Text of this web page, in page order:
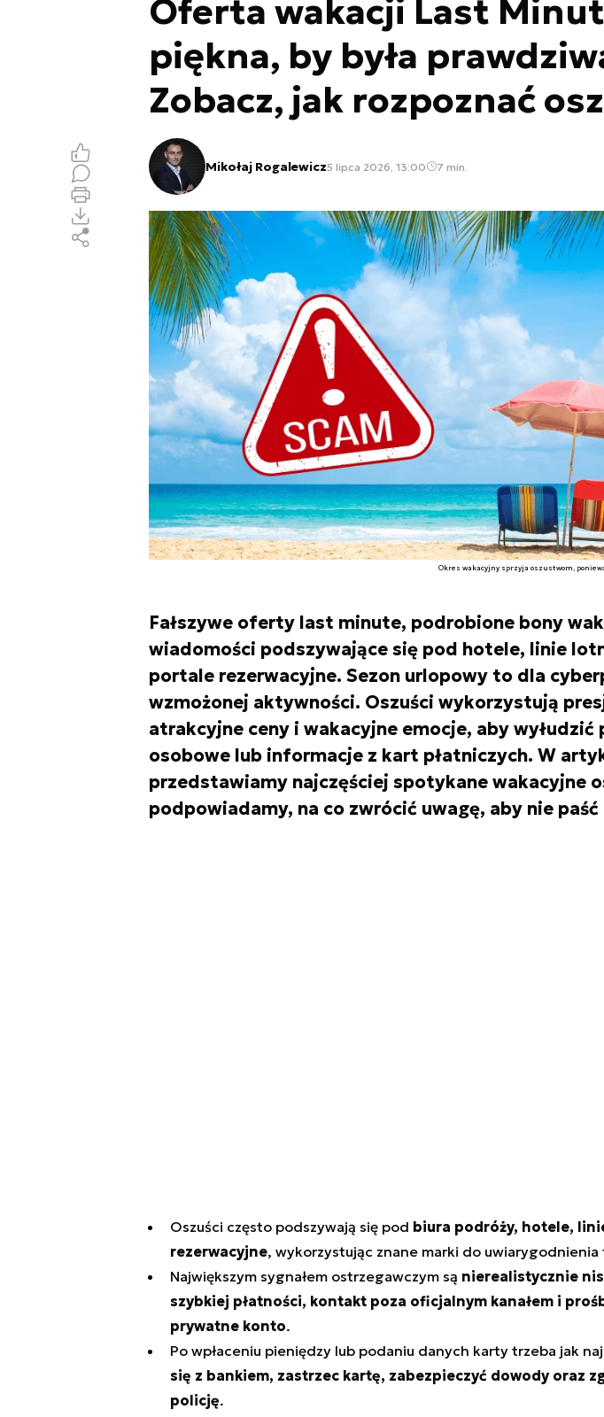
Oferta wakacji Last
piękna, by była
Zobacz, jak rozpoznać
Mikołaj Rogalewicz5 lipca 2026, 13:00 7 min.
Okres wakacyjny sprzyja oszustwom,
Fałszywe oferty last minute, podrobione bony
wiadomości podszywające się pod hotele, linie
portale rezerwacyjne. Sezon urlopowy to dla
wzmożonej aktywności. Oszuści wykorzystują
atrakcyjne ceny i wakacyjne emocje, aby wyłudzić
osobowe lub informacje z kart płatniczych. W
przedstawiamy najczęściej spotykane wakacyjne
podpowiadamy, na co zwrócić uwagę, aby nie
Oszuści często podszywają się pod biura podróży, hotele,
rezerwacyjne, wykorzystując znane marki do uwiarygodnienia
Największym sygnałem ostrzegawczym są nierealistycznie
szybkiej płatności, kontakt poza oficjalnym kanałem i
prywatne konto.
Po wpłaceniu pieniędzy lub podaniu danych karty trzeba jak
się z bankiem, zastrzec kartę, zabezpieczyć dowody oraz
policję.